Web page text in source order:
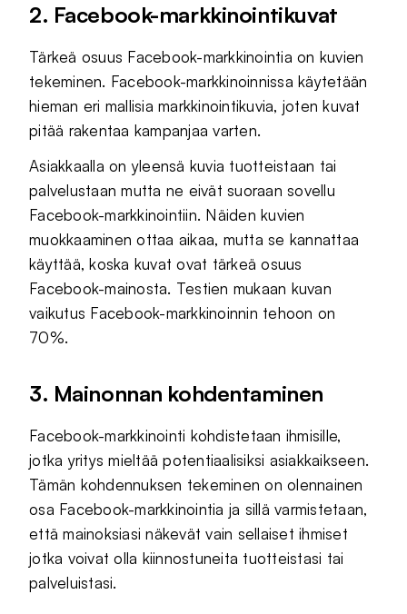
2. Facebook-markkinointikuvat
Tärkeä osuus Facebook-markkinointia on kuvien
tekeminen. Facebook-markkinoinnissa käytetään
hieman eri mallisia markkinointikuvia, joten kuvat
pitää rakentaa kampanjaa varten.
Asiakkaalla on yleensä kuvia tuotteistaan tai
palvelustaan mutta ne eivät suoraan sovellu
Facebook-markkinointiin. Näiden kuvien
muokkaaminen ottaa aikaa, mutta se kannattaa
käyttää, koska kuvat ovat tärkeä osuus
Facebook-mainosta. Testien mukaan kuvan
vaikutus Facebook-markkinoinnin tehoon on
70%.
3. Mainonnan kohdentaminen
Facebook-markkinointi kohdistetaan ihmisille,
jotka yritys mieltää potentiaalisiksi asiakkaikseen.
Tämän kohdennuksen tekeminen on olennainen
osa Facebook-markkinointia ja sillä varmistetaan,
että mainoksiasi näkevät vain sellaiset ihmiset
jotka voivat olla kiinnostuneita tuotteistasi tai
palveluistasi.